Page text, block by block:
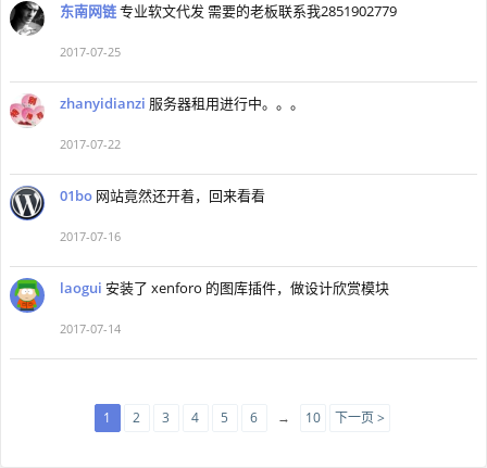
东南网链专业软文代发 需要的老板联系我2851902779
2017-07-25
zhanyidianzi 服务器租用进行中。。。
2017-07-22
01bo 网站竟然还开着，回来看看
2017-07-16
laogui 安装了 xenforo 的图库插件，做设计欣赏模块
2017-07-14
1 2 3 4 5 6 → 10 下一页 >